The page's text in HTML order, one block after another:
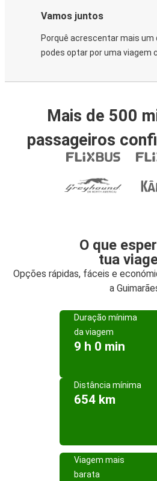
Vamos juntos
Porquê acrescentar mais um
podes optar por uma viagem
Mais de 500
passageiros
O que
tua
Opções rápidas, fáceis e
a
Duração mínima
da viagem
9 h 0 min
Distância mínima
654 km
Viagem mais
barata